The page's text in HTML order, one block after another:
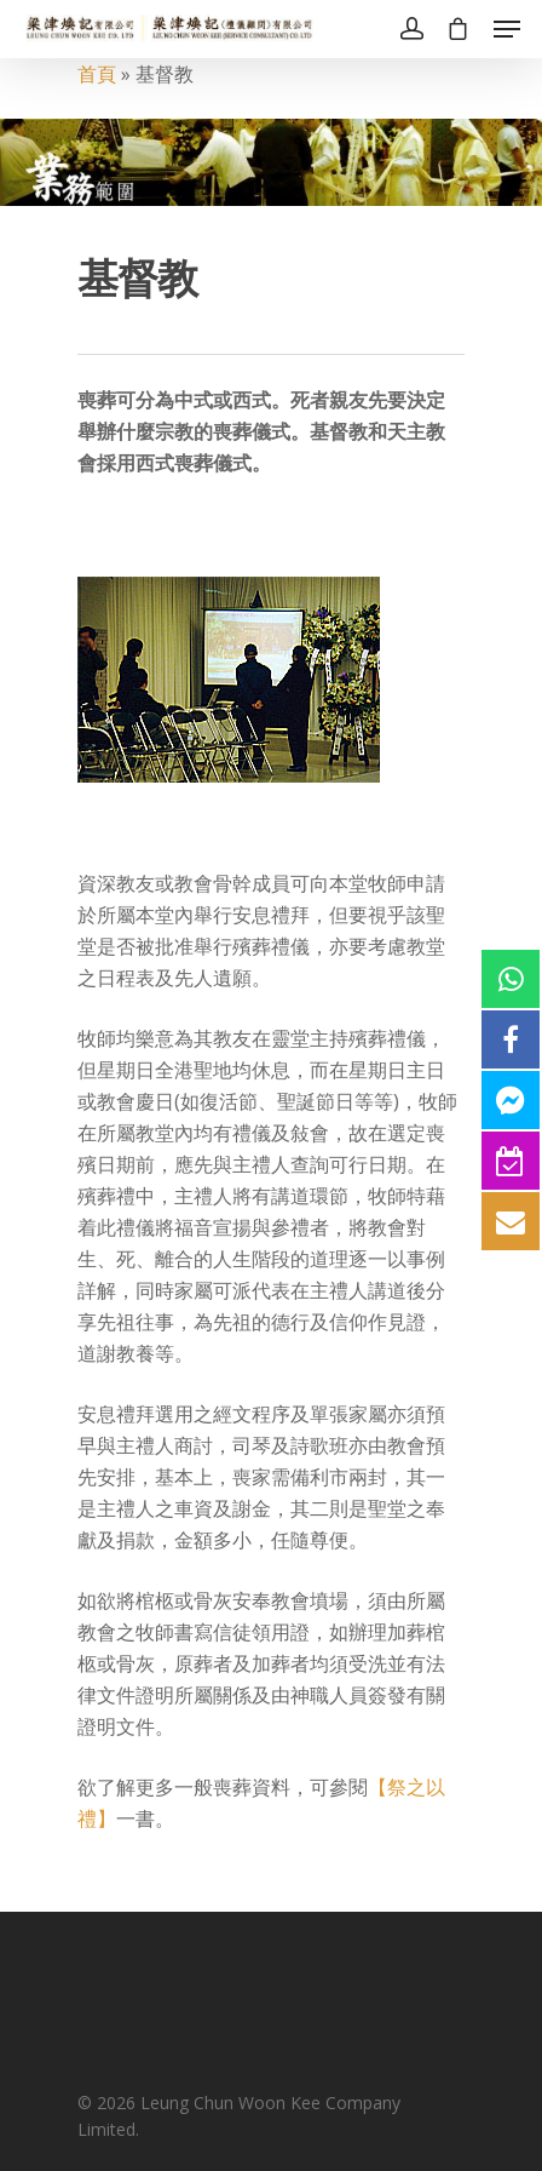
首頁» 基督教
基督教
喪葬可分為中式或西式。死者親友先要決定
舉辦什麼宗教的喪葬儀式。基督教和天主教
會採用西式喪葬儀式。
資深教友或教會骨幹成員可向本堂牧師申請
於所屬本堂內舉行安息禮拜，但要視乎該聖
堂是否被批准舉行殯葬禮儀，亦要考慮教堂
之日程表及先人遺願。
牧師均樂意為其教友在靈堂主持殯葬禮儀，
但星期日全港聖地均休息，而在星期日主日
或教會慶日(如復活節、聖誕節日等等)，牧師
在所屬教堂內均有禮儀及敍會，故在選定喪
殯日期前，應先與主禮人查詢可行日期。在
殯葬禮中，主禮人將有講道環節，牧師特藉
着此禮儀將福音宣揚與參禮者，將教會對
生、死、離合的人生階段的道理逐一以事例
詳解，同時家屬可派代表在主禮人講道後分
享先祖往事，為先祖的德行及信仰作見證，
道謝教養等。
安息禮拜選用之經文程序及單張家屬亦須預
早與主禮人商討，司琴及詩歌班亦由教會預
先安排，基本上，喪家需備利市兩封，其一
是主禮人之車資及謝金，其二則是聖堂之奉
獻及捐款，金額多小，任隨尊便。
如欲將棺柩或骨灰安奉教會墳場，須由所屬
教會之牧師書寫信徒領用證，如辦理加葬棺
柩或骨灰，原葬者及加葬者均須受洗並有法
律文件證明所屬關係及由神職人員簽發有關
證明文件。
欲了解更多一般喪葬資料，可參閱 【祭之以
禮】一書。
© 2026 Leung Chun Woon Kee Company
Limited.